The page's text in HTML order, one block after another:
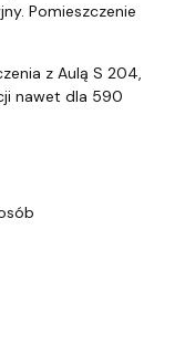
Pomieszczenie
z Aulą S 204,
nawet dla 590